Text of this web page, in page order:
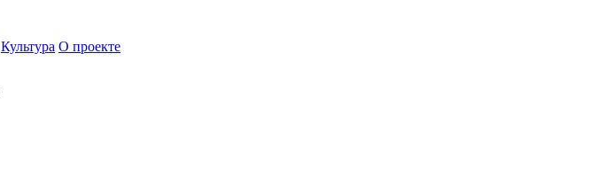
Культура О проекте